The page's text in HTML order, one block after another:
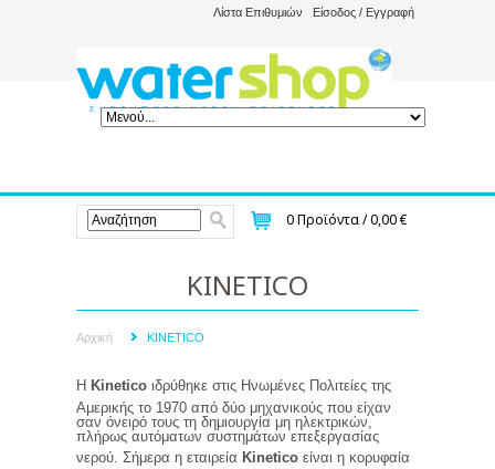
Λίστα Επιθυμιών Είσοδος / Εγγραφή
0Προϊόντα /0,00 €
KINETICO
Αρχική KINETICO
Η Kinetico ιδρύθηκε στις Ηνωμένες Πολιτείες της
Αμερικής το 1970 από δύο μηχανικούς που είχαν
σαν όνειρό τους τη δημιουργία μη ηλεκτρικών,
πλήρως αυτόματων συστημάτων επεξεργασίας
νερού. Σήμερα η εταιρεία Kinetico είναι η κορυφαία